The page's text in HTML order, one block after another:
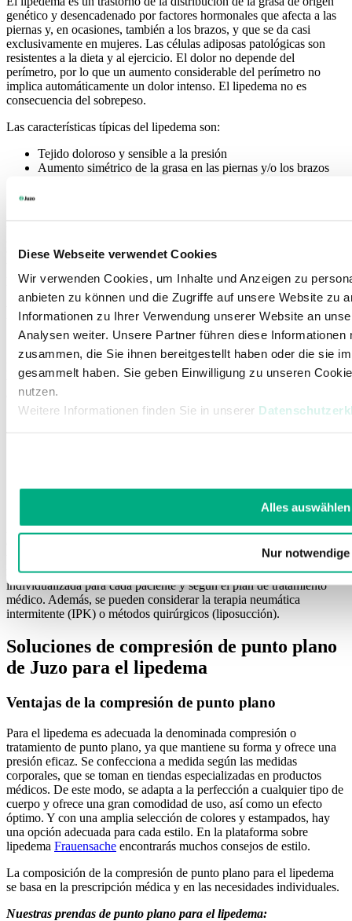
Diese Webseite verwendet Cookies
Wir verwenden Cookies, um Inhalte und Anzeigen zu
anbieten zu können und die Zugriffe auf unsere Website zu
Informationen zu Ihrer Verwendung unserer Website an
Analysen weiter. Unsere Partner führen diese
zusammen, die Sie ihnen bereitgestellt haben oder die sie
gesammelt haben. Sie geben Einwilligung zu unseren
nutzen.
Weitere Informationen finden Sie in unserer
Alles auswählen
Nur notwendige
genético y desencadenado por factores hormonales que afecta a las
piernas y, en ocasiones, también a los brazos, y que se da casi
exclusivamente en mujeres. Las células adiposas patológicas son
resistentes a la dieta y al ejercicio. El dolor no depende del
perímetro, por lo que un aumento considerable del perímetro no
implica automáticamente un dolor intenso. El lipedema no es
consecuencia del sobrepeso.
Las características típicas del lipedema son:
Tejido doloroso y sensible a la presión
Aumento simétrico de la grasa en las piernas y/o los brazos
considerablemente la movilidad. Por eso es fundamental un
punto plano para el lipedema.
Por eso es tan importante la compresión
de punto plano en el lipedema
Las prendas de compresión médicas de punto plano son la base del
tratamiento conservador del lipedema, tal y como establecen las
directrices médicas. Gracias a su presión definida, ayudan a…
… hacer que la vida cotidiana y el deporte sean más agradables
Además del uso de prendas de compresión médicas de punto plano,
terapia psicosocial son fundamentales para el éxito de un tratamiento
modular del lipedema. Estos elementos se combinan de forma
individualizada para cada paciente y según el plan de tratamiento
médico. Además, se pueden considerar la terapia neumática
intermitente (IPK) o métodos quirúrgicos (liposucción).
Soluciones de compresión de punto plano
de Juzo para el lipedema
Ventajas de la compresión de punto plano
Para el lipedema es adecuada la denominada compresión o
tratamiento de punto plano, ya que mantiene su forma y ofrece una
presión eficaz. Se confecciona a medida según las medidas
corporales, que se toman en tiendas especializadas en productos
médicos. De este modo, se adapta a la perfección a cualquier tipo de
cuerpo y ofrece una gran comodidad de uso, así como un efecto
óptimo. Y con una amplia selección de colores y estampados, hay
una opción adecuada para cada estilo. En la plataforma sobre
lipedema Frauensache encontrarás muchos consejos de estilo.
La composición de la compresión de punto plano para el lipedema
se basa en la prescripción médica y en las necesidades individuales.
Nuestras prendas de punto plano para el lipedema: